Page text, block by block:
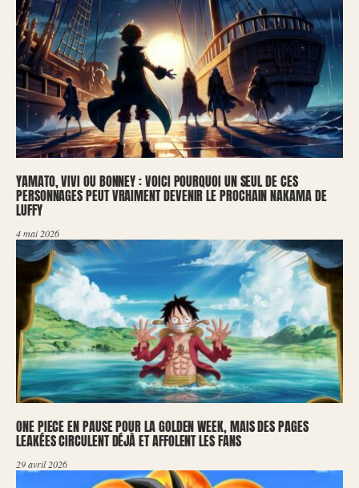
YAMATO, VIVI OU BONNEY : VOICI POURQUOI UN SEUL DE CES
PERSONNAGES PEUT VRAIMENT DEVENIR LE PROCHAIN NAKAMA DE
LUFFY
4 mai 2026
ONE PIECE EN PAUSE POUR LA GOLDEN WEEK, MAIS DES PAGES
LEAKÉES CIRCULENT DÉJÀ ET AFFOLENT LES FANS
29 avril 2026